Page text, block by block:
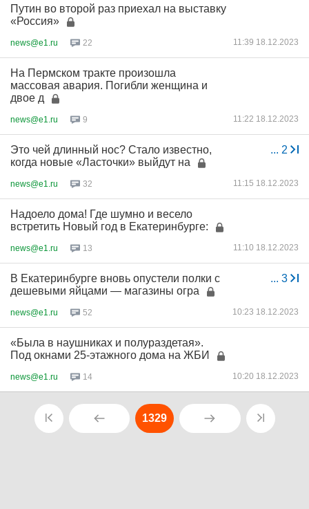
Путин во второй раз приехал на выставку
«Россия»
news@e1.ru 22 11:39 18.12.2023
На Пермском тракте произошла
массовая авария. Погибли женщина и
двое д
news@e1.ru 9 11:22 18.12.2023
... 2
Это чей длинный нос? Стало известно,
когда новые «Ласточки» выйдут на
news@e1.ru 32 11:15 18.12.2023
Надоело дома! Где шумно и весело
встретить Новый год в Екатеринбурге:
news@e1.ru 13 11:10 18.12.2023
... 3
В Екатеринбурге вновь опустели полки с
дешевыми яйцами — магазины огра
news@e1.ru 52 10:23 18.12.2023
«Была в наушниках и полураздетая».
Под окнами 25-этажного дома на ЖБИ
news@e1.ru 14 10:20 18.12.2023
1329